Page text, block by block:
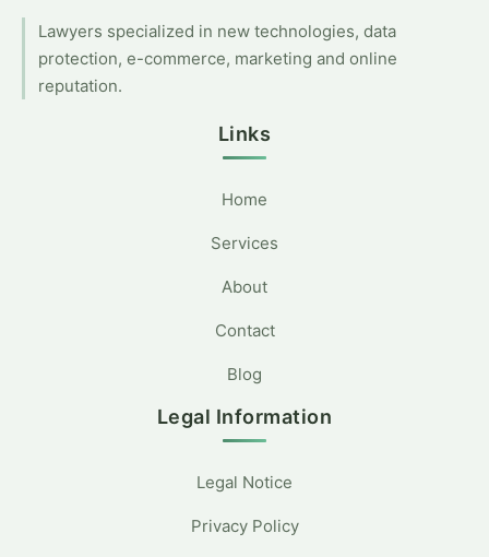
Lawyers specialized in new technologies, data
protection, e-commerce, marketing and online
reputation.
Links
Home
Services
About
Contact
Blog
Legal Information
Legal Notice
Privacy Policy